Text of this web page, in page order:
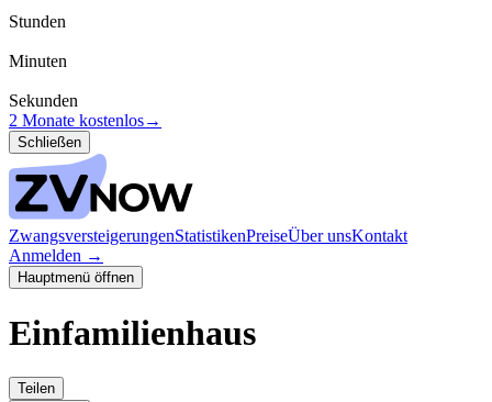
Stunden
Minuten
Sekunden
2 Monate kostenlos→
Schließen
ZwangsversteigerungenStatistikenPreiseÜber unsKontakt
Anmelden →
Hauptmenü öffnen
Einfamilienhaus
Teilen